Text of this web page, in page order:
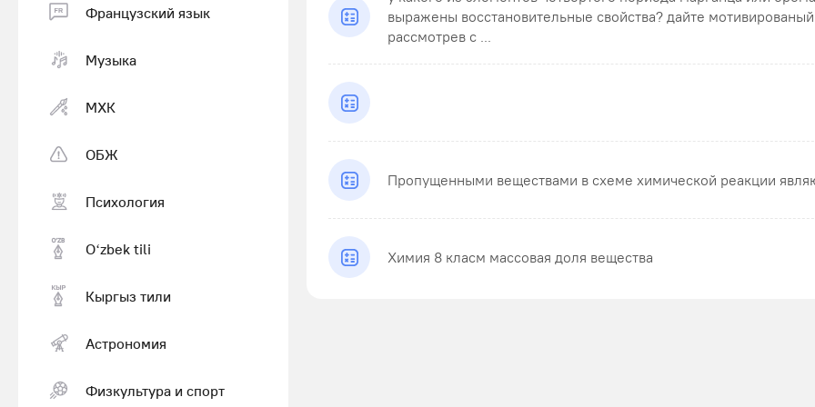
Французский язык
Музыка
МХК
ОБЖ
Психология
Оʻzbek tili
Кыргыз тили
Астрономия
Физкультура и спорт
выражены восстановительные свойства? дайте мотивированый
рассмотрев с ...
Пропущенными веществами в схеме химической реакции
Химия 8 класм массовая доля вещества